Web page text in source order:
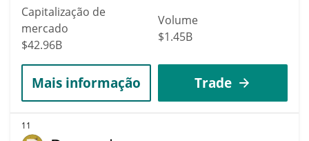
Capitalização de
mercado
$42.96B
Volume
$1.45B
Mais informação Trade
11